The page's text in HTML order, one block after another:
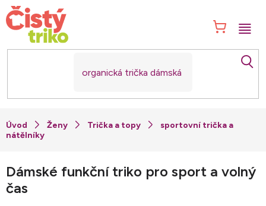
Přejít
na
obsah
Ženy Trička a topy
sportovní trička a
nátělníky
Dámské funkční triko pro sport a volný
čas